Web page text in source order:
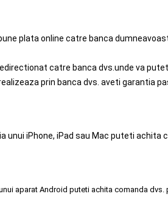
plata online catre banca
catre banca dvs.unde va
prin banca dvs. aveti garantia
unui iPhone, iPad sau Mac puteti achita
aparat Android puteti achita comanda